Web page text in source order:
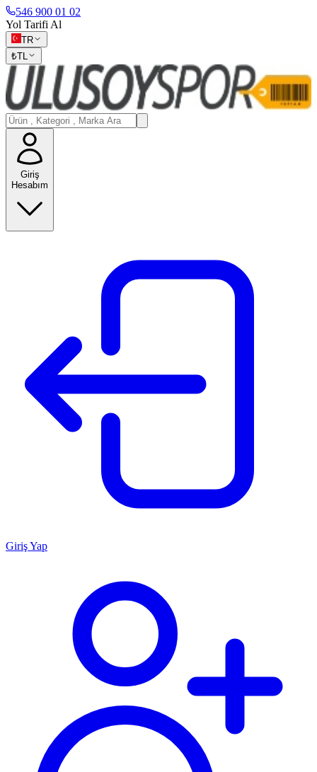
546 900 01 02
Yol Tarifi Al
TR
₺TL
Giriş
Hesabım
Giriş Yap